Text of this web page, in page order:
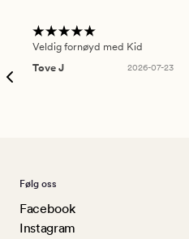
Veldig fornøyd med Kid
Tove J
2026-07-23
Følg oss
Facebook
Instagram